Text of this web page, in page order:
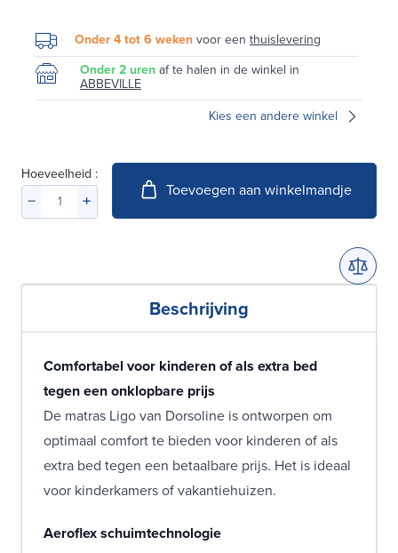
Onder 4 tot 6 wekenvoor een thuislevering
Onder 2 urenaf te halen in de winkel in
ABBEVILLE
Kies een andere winkel
Hoeveelheid :
Toevoegen aan winkelmandje
Beschrijving
Comfortabel voor kinderen of als extra bed
tegen een onklopbare prijs
De matras Ligo van Dorsoline is ontworpen om
optimaal comfort te bieden voor kinderen of als
extra bed tegen een betaalbare prijs. Het is ideaal
voor kinderkamers of vakantiehuizen.
Aeroflex schuimtechnologie